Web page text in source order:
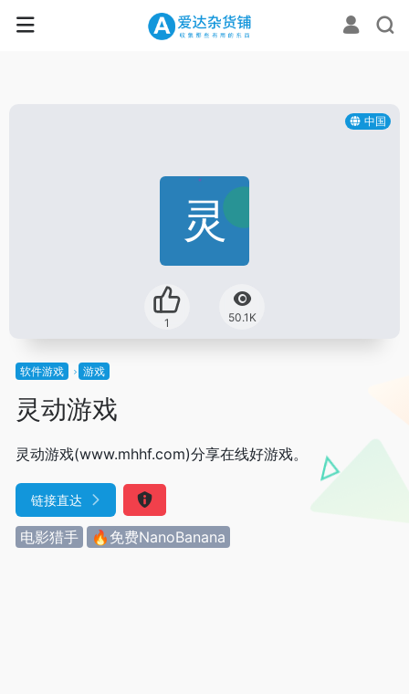
中国
1 50.1K
软件游戏 游戏
灵动游戏
灵动游戏(www.mhhf.com)分享在线好游戏。
链接直达
电影猎手 🔥免费NanoBanana